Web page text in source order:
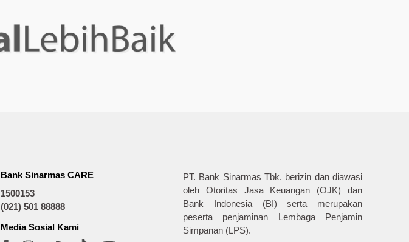
Bank Sinarmas CARE
1500153
(021) 501 88888
Media Sosial Kami
PT. Bank Sinarmas Tbk. berizin dan diawasi
oleh Otoritas Jasa Keuangan (OJK) dan
Bank Indonesia (BI) serta merupakan
peserta penjaminan Lembaga Penjamin
Simpanan (LPS).